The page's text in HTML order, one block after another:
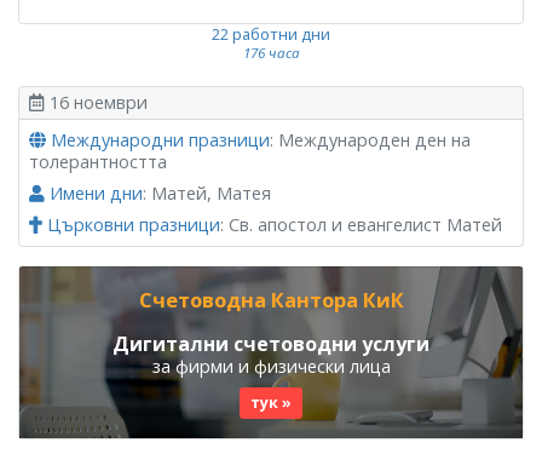
22 работни дни
176 часа
16 ноември
Международни празници: Международен ден на
толерантността
Имени дни: Матей, Матея
Църковни празници: Св. апостол и евангелист Матей
Счетоводна Кантора КиК
Дигитални счетоводни услуги
за фирми и физически лица
тук »